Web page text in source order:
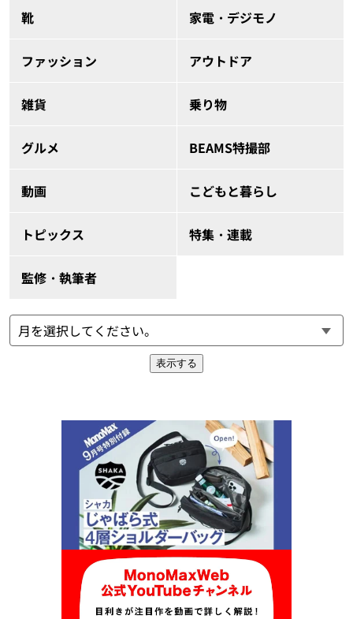
靴 家電・デジモノ
ファッション アウトドア
雑貨 乗り物
グルメ BEAMS特撮部
動画 こどもと暮らし
トピックス 特集・連載
監修・執筆者
表示する